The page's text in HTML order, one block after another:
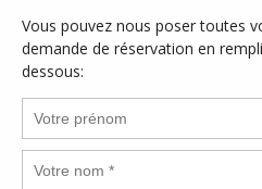
Vous pouvez nous poser toutes
demande de réservation en
dessous: